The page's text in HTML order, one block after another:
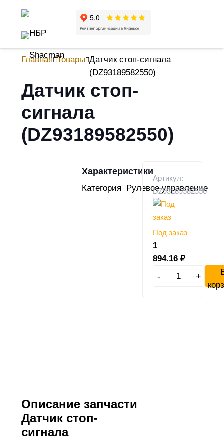
Главная Товары Датчик стоп-сигнала
(DZ93189582550)
Датчик стоп-
сигнала
(DZ93189582550)
Характеристики
Категория Рулевое управление
Артикул:
DZ93189582550
Под заказ
1
894.16 ₽
- +
Описание запчасти
Датчик стоп-
сигнала